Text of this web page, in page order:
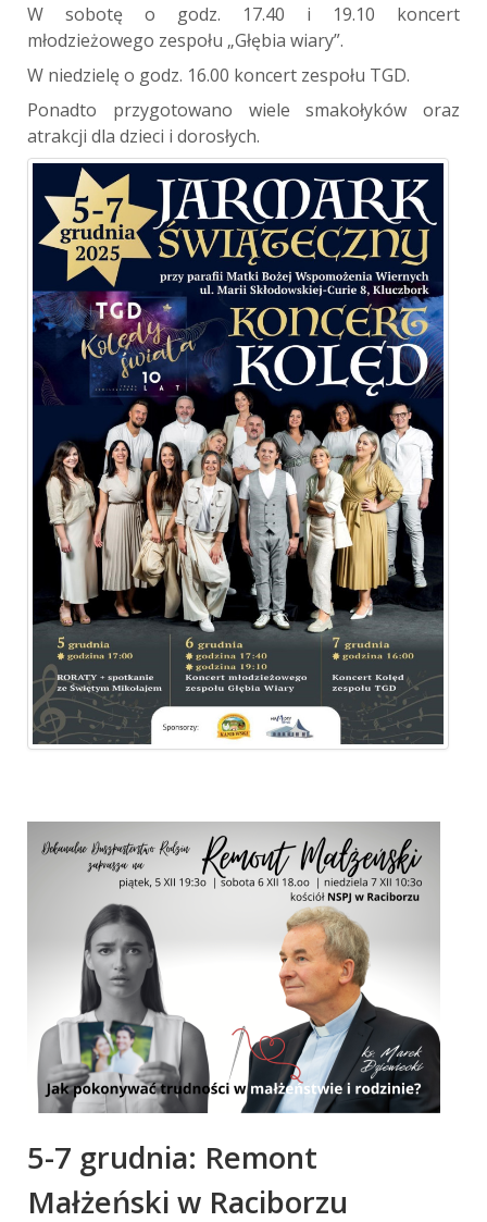
W sobotę o godz. 17.40 i 19.10 koncert
młodzieżowego zespołu „Głębia wiary”.
W niedzielę o godz. 16.00 koncert zespołu TGD.
Ponadto przygotowano wiele smakołyków oraz
atrakcji dla dzieci i dorosłych.
5-7 grudnia: Remont
Małżeński w Raciborzu